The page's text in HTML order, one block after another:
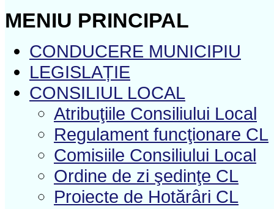
MENIU PRINCIPAL
CONDUCERE MUNICIPIU
LEGISLAȚIE
CONSILIUL LOCAL
Atribuţiile Consiliului Local
Regulament funcţionare CL
Comisiile Consiliului Local
Ordine de zi şedinţe CL
Proiecte de Hotărâri CL